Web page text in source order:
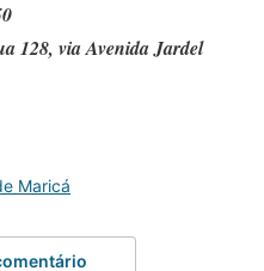
128, via Avenida Jardel
Maricá